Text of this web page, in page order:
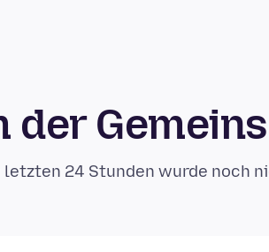
der
letzten 24 Stunden wurde noch